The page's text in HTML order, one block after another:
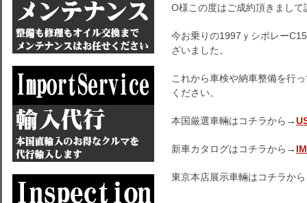
O様この度はご成約頂きまし
今お乗りの1997ｙシボレー
ざいました。
これから車検や納車整備を行
ください。
本国厳選車輛はコチラから→
新車カタログはコチラから→
東京本店展示車輛はコチラか